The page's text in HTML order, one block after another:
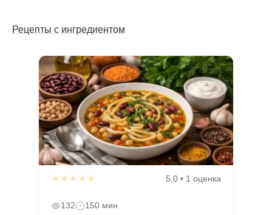
Рецепты с ингредиентом
★★★★★ 5,0 • 1 оценка
132 150 мин